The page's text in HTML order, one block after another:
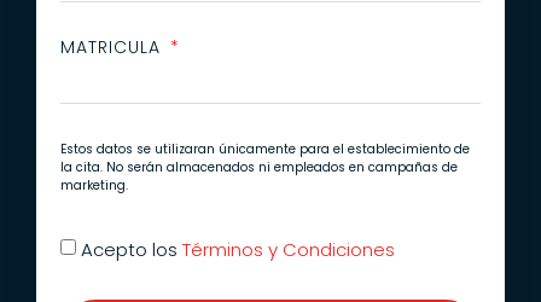
MATRICULA
Estos datos se utilizaran únicamente para el establecimiento de
la cita. No serán almacenados ni empleados en campañas de
marketing.
Acepto los Términos y Condiciones